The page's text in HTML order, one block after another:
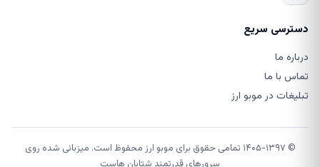
دسترسی سریع
درباره ما
تماس با ما
تبلیغات در موبو ارز
© ۱۴۰۵-۱۳۹۷ تمامی حقوق برای موبو ارز محفوظ است. میزبانی شده روی
سرورهای قدرتمند شتابان هاست